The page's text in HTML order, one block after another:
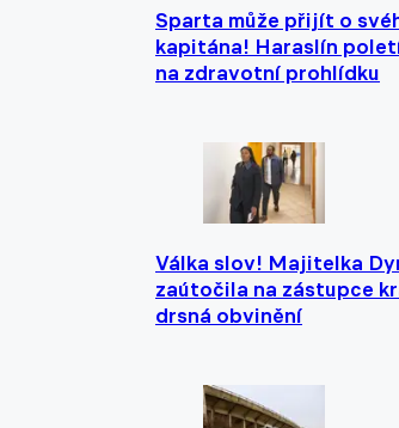
Sparta může přijít o
kapitána! Haraslín
na zdravotní prohlídku
Válka slov! Majitelka
zaútočila na zástupce
drsná obvinění